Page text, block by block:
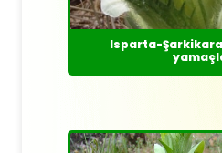
Isparta-